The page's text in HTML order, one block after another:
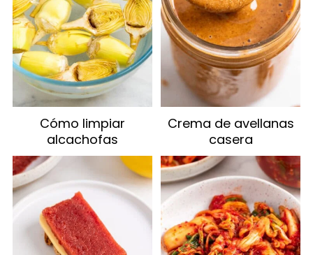
Cómo limpiar
alcachofas
Crema de avellanas
casera